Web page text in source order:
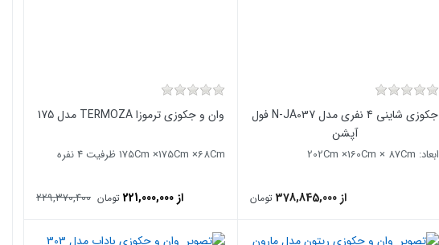
جکوزی شاینی 4 نفری مدل N-JA037 فول
آپشن
ابعاد: 202Cm ×160Cm × 87Cm
از 378,845,000 تومان
وان و جکوزی ترموزا TERMOZA مدل 175
175Cm ×175Cm ×68Cm ظرفیت 4 نفره
از 221,000,000 تومان 229,370,400